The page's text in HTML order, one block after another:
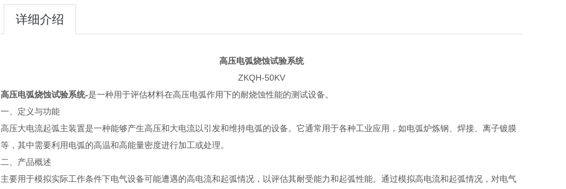
详细介绍
高压电弧烧蚀试验系统
ZKQH-50KV
高压电弧烧蚀试验系统-是一种用于评估材料在高压电弧作用下的耐烧蚀性能的测试设备。
一、定义与功能
高压大电流起弧主装置是一种能够产生高压和大电流以引发和维持电弧的设备。它通常用于各种工业应用，如电弧炉炼钢、焊接、离子镀膜
等，其中需要利用电弧的高温和高能量密度进行加工或处理。
二、产品概述
主要用于模拟实际工作条件下电气设备可能遭遇的高电流和起弧情况，以评估其耐受能力和起弧性能。通过模拟高电流和起弧情况，对电气